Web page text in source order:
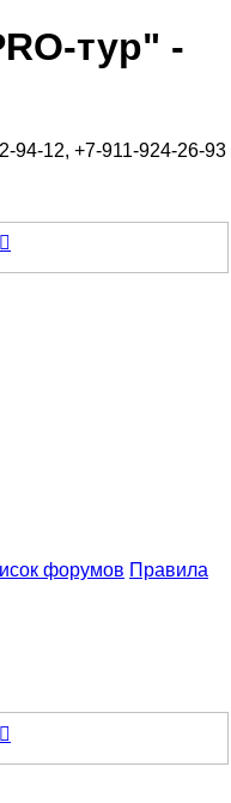
тур" -
94-12, +7-911-924-26-93
форумов Правила